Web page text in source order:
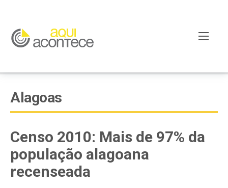
Alagoas
Censo 2010: Mais de 97% da
população alagoana
recenseada